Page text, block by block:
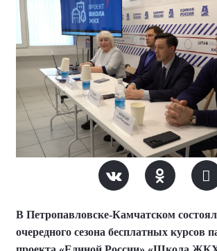
В Петропавловске-Камчатском
очередного сезона бесплатных курсов